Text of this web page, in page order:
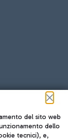
vicinanza
del sito web
dello
tecnici), e,